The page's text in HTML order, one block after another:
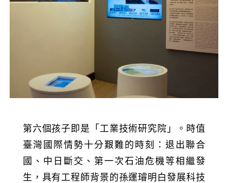
第六個孩子即是「工業技術研究院」。時值
臺灣國際情勢十分艱難的時刻：退出聯合
國、中日斷交、第一次石油危機等相繼發
生，具有工程師背景的孫運璿明白發展科技